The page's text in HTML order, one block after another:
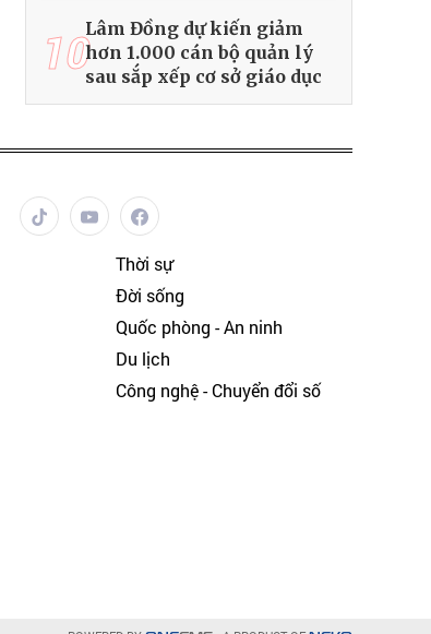
10Lâm Đồng dự kiến giảm
hơn 1.000 cán bộ quản lý
sau sắp xếp cơ sở giáo dục
Thời sự
Đời sống
Quốc phòng - An ninh
Du lịch
Công nghệ - Chuyển đổi số